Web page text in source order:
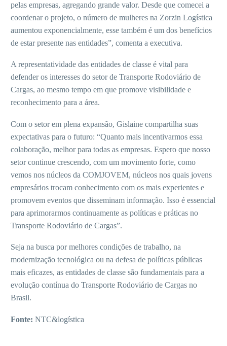
pelas empresas, agregando grande valor. Desde que comecei a
coordenar o projeto, o número de mulheres na Zorzin Logística
aumentou exponencialmente, esse também é um dos benefícios
de estar presente nas entidades”, comenta a executiva.
A representatividade das entidades de classe é vital para
defender os interesses do setor de Transporte Rodoviário de
Cargas, ao mesmo tempo em que promove visibilidade e
reconhecimento para a área.
Com o setor em plena expansão, Gislaine compartilha suas
expectativas para o futuro: “Quanto mais incentivarmos essa
colaboração, melhor para todas as empresas. Espero que nosso
setor continue crescendo, com um movimento forte, como
vemos nos núcleos da COMJOVEM, núcleos nos quais jovens
empresários trocam conhecimento com os mais experientes e
promovem eventos que disseminam informação. Isso é essencial
para aprimorarmos continuamente as políticas e práticas no
Transporte Rodoviário de Cargas”.
Seja na busca por melhores condições de trabalho, na
modernização tecnológica ou na defesa de políticas públicas
mais eficazes, as entidades de classe são fundamentais para a
evolução contínua do Transporte Rodoviário de Cargas no
Brasil.
Fonte: NTC&logística